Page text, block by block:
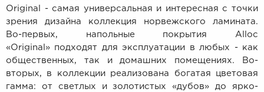
Original - самая универсальная и интересная с точки
зрения дизайна коллекция норвежского ламината.
Во-первых, напольные покрытия Alloc
«Original» подходят для эксплуатации в любых - как
общественных, так и домашних помещениях. Во-
вторых, в коллекции реализована богатая цветовая
гамма: от светлых и золотистых «дубов» до ярко-